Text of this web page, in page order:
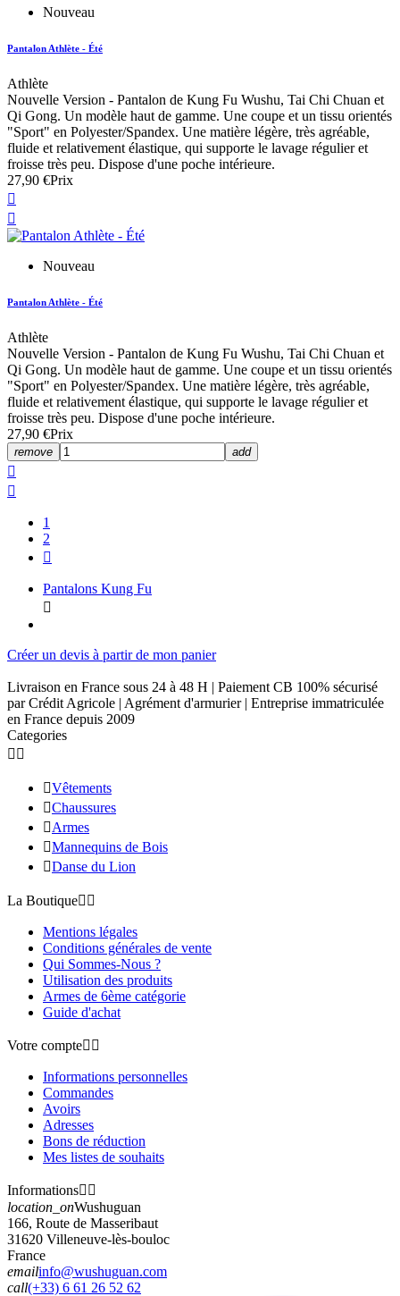
Nouveau
Pantalon Athlète - Été
Athlète
Nouvelle Version - Pantalon de Kung Fu Wushu, Tai Chi Chuan et
Qi Gong. Un modèle haut de gamme. Une coupe et un tissu orientés
"Sport" en Polyester/Spandex. Une matière légère, très agréable,
fluide et relativement élastique, qui supporte le lavage régulier et
froisse très peu. Dispose d'une poche intérieure.
27,90 €Prix


Nouveau
Pantalon Athlète - Été
Athlète
Nouvelle Version - Pantalon de Kung Fu Wushu, Tai Chi Chuan et
Qi Gong. Un modèle haut de gamme. Une coupe et un tissu orientés
"Sport" en Polyester/Spandex. Une matière légère, très agréable,
fluide et relativement élastique, qui supporte le lavage régulier et
froisse très peu. Dispose d'une poche intérieure.
27,90 €Prix
remove add


1
2

Pantalons Kung Fu

Créer un devis à partir de mon panier
Livraison en France sous 24 à 48 H | Paiement CB 100% sécurisé
par Crédit Agricole | Agrément d'armurier | Entreprise immatriculée
en France depuis 2009
Categories
 
Vêtements
Chaussures
Armes
Mannequins de Bois
Danse du Lion
La Boutique 
Mentions légales
Conditions générales de vente
Qui Sommes-Nous ?
Utilisation des produits
Armes de 6ème catégorie
Guide d'achat
Votre compte 
Informations personnelles
Commandes
Avoirs
Adresses
Bons de réduction
Mes listes de souhaits
Informations 
location_onWushuguan
166, Route de Masseribaut
31620 Villeneuve-lès-bouloc
France
emailinfo@wushuguan.com
call(+33) 6 61 26 52 62